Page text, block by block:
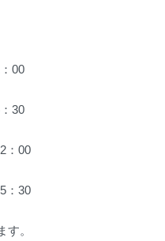
00
30
：00
：30
。